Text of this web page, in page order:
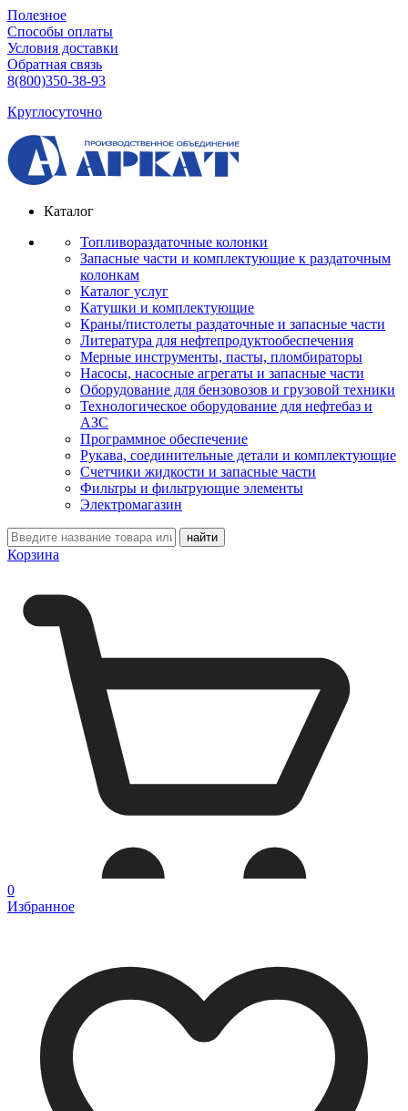
Полезное
Способы оплаты
Условия доставки
Обратная связь
8(800)350-38-93
Круглосуточно
Каталог
Топливораздаточные колонки
Запасные части и комплектующие к раздаточным
колонкам
Каталог услуг
Катушки и комплектующие
Краны/пистолеты раздаточные и запасные части
Литература для нефтепродуктообеспечения
Мерные инструменты, пасты, пломбираторы
Насосы, насосные агрегаты и запасные части
Оборудование для бензовозов и грузовой техники
Технологическое оборудование для нефтебаз и
АЗС
Программное обеспечение
Рукава, соединительные детали и комплектующие
Счетчики жидкости и запасные части
Фильтры и фильтрующие элементы
Электромагазин
Корзина
0
Избранное